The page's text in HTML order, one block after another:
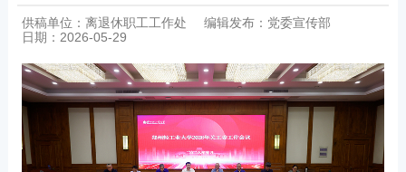
供稿单位：离退休职工工作处
编辑发布：党委宣传部
日期：2026-05-29